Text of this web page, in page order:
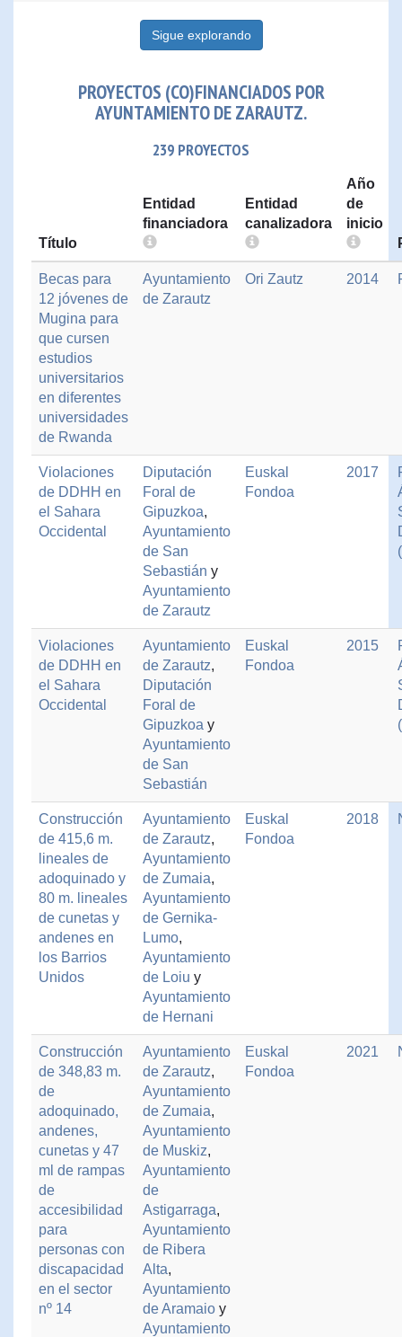
Sigue explorando
PROYECTOS (CO)FINANCIADOS POR
AYUNTAMIENTO DE ZARAUTZ.
239 PROYECTOS
Título
Entidad
financiadora
Entidad
canalizadora
Año
de
inicio
Becas para
12 jóvenes de
Mugina para
que cursen
estudios
universitarios
en diferentes
universidades
de Rwanda
Ayuntamiento
de Zarautz
Ori Zautz 2014
Violaciones
de DDHH en
el Sahara
Occidental
Diputación
Foral de
Gipuzkoa,
Ayuntamiento
de San
Sebastián y
Ayuntamiento
de Zarautz
Euskal
Fondoa
2017
Violaciones
de DDHH en
el Sahara
Occidental
Ayuntamiento
de Zarautz,
Diputación
Foral de
Gipuzkoa y
Ayuntamiento
de San
Sebastián
Euskal
Fondoa
2015
Construcción
de 415,6 m.
lineales de
adoquinado y
80 m. lineales
de cunetas y
andenes en
los Barrios
Unidos
Ayuntamiento
de Zarautz,
Ayuntamiento
de Zumaia,
Ayuntamiento
de Gernika-
Lumo,
Ayuntamiento
de Loiu y
Ayuntamiento
de Hernani
Euskal
Fondoa
2018
Construcción
de 348,83 m.
de
adoquinado,
andenes,
cunetas y 47
ml de rampas
de
accesibilidad
para
personas con
discapacidad
en el sector
nº 14
Ayuntamiento
de Zarautz,
Ayuntamiento
de Zumaia,
Ayuntamiento
de Muskiz,
Ayuntamiento
de
Astigarraga,
Ayuntamiento
de Ribera
Alta,
Ayuntamiento
de Aramaio y
Ayuntamiento
Euskal
Fondoa
2021